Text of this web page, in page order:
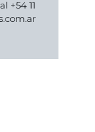
+54 11